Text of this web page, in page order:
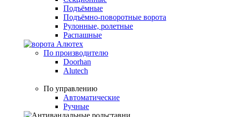
Подъёмные
Подъёмно-поворотные ворота
Рулонные, ролетные
Распашные
По производителю
Doorhan
Alutech
По управлению
Автоматические
Ручные